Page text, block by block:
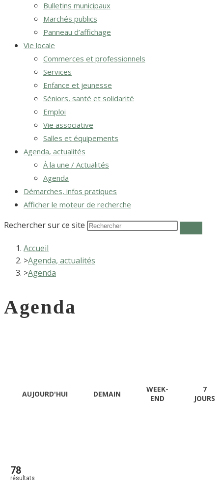
Bulletins municipaux
Marchés publics
Panneau d’affichage
Vie locale
Commerces et professionnels
Services
Enfance et jeunesse
Séniors, santé et solidarité
Emploi
Vie associative
Salles et équipements
Agenda, actualités
À la une / Actualités
Agenda
Démarches, infos pratiques
Afficher le moteur de recherche
Rechercher sur ce site
Accueil
>Agenda, actualités
>Agenda
Agenda
AUJOURD'HUI DEMAIN
WEEK-
END
7
JOURS
78
résultats